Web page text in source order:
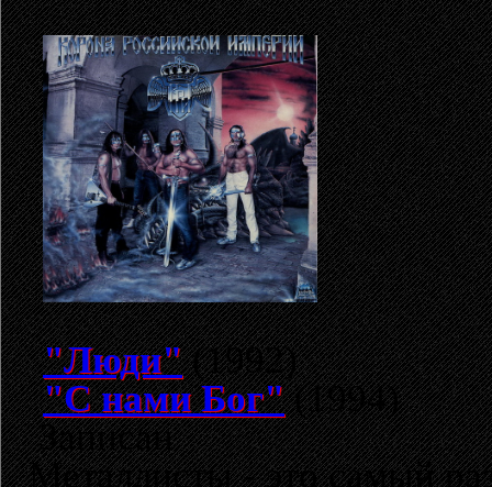
"Люди"(1992)
"С нами Бог"(1994)
Записан
Металлисты - это самый